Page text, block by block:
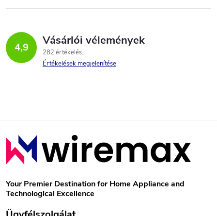
s
a
i
n
y
í
t
á
4,9 Vásárlói vélemények
282 értékelés
Értékelések megjelenítése
L
á
bYour Premier Destination for Home Appliance and
Technological Excellence